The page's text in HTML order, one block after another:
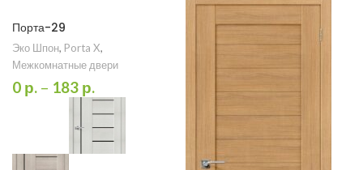
Порта-29
Эко Шпон, Porta X,
Межкомнатные двери
0 р. – 183 р.